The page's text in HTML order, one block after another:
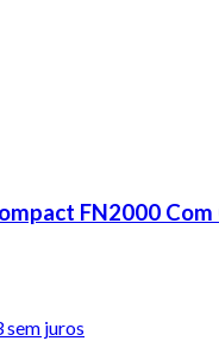
FN2000
sem juros